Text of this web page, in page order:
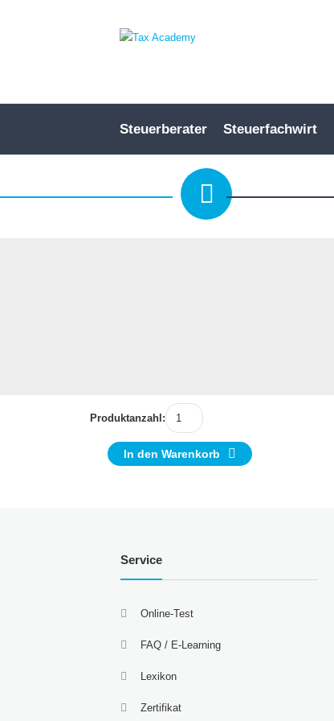
Steuerberater Steuerfachwirt
Produktanzahl:
In den Warenkorb
Service
Online-Test
FAQ / E-Learning
Lexikon
Zertifikat